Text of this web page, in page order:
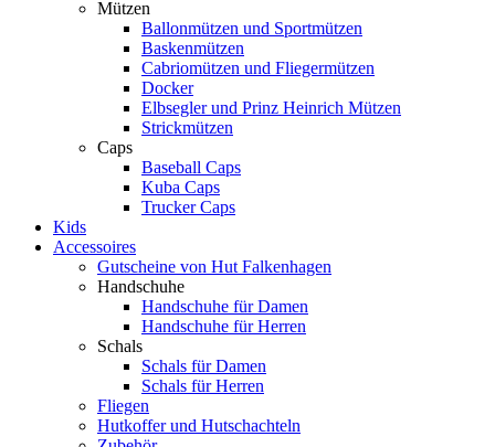
Mützen
Ballonmützen und Sportmützen
Baskenmützen
Cabriomützen und Fliegermützen
Docker
Elbsegler und Prinz Heinrich Mützen
Strickmützen
Caps
Baseball Caps
Kuba Caps
Trucker Caps
Kids
Accessoires
Gutscheine von Hut Falkenhagen
Handschuhe
Handschuhe für Damen
Handschuhe für Herren
Schals
Schals für Damen
Schals für Herren
Fliegen
Hutkoffer und Hutschachteln